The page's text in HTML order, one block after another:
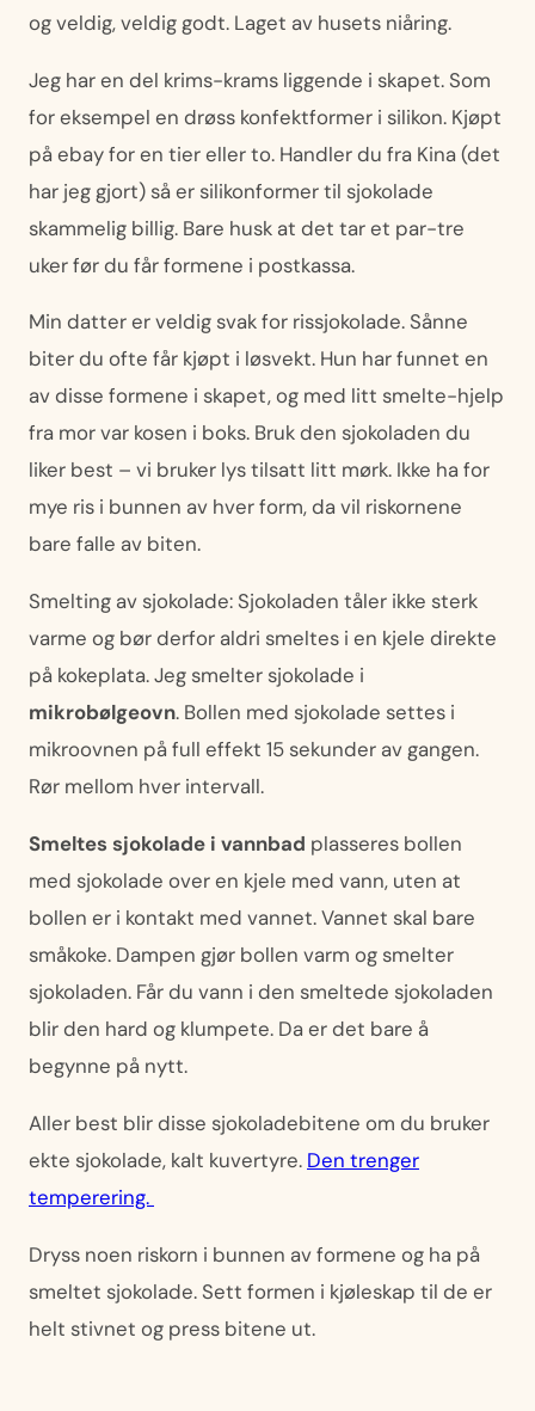
og veldig, veldig godt. Laget av husets niåring.
Jeg har en del krims-krams liggende i skapet. Som
for eksempel en drøss konfektformer i silikon. Kjøpt
på ebay for en tier eller to. Handler du fra Kina (det
har jeg gjort) så er silikonformer til sjokolade
skammelig billig. Bare husk at det tar et par-tre
uker før du får formene i postkassa.
Min datter er veldig svak for rissjokolade. Sånne
biter du ofte får kjøpt i løsvekt. Hun har funnet en
av disse formene i skapet, og med litt smelte-hjelp
fra mor var kosen i boks. Bruk den sjokoladen du
liker best – vi bruker lys tilsatt litt mørk. Ikke ha for
mye ris i bunnen av hver form, da vil riskornene
bare falle av biten.
Smelting av sjokolade: Sjokoladen tåler ikke sterk
varme og bør derfor aldri smeltes i en kjele direkte
på kokeplata. Jeg smelter sjokolade i
mikrobølgeovn. Bollen med sjokolade settes i
mikroovnen på full effekt 15 sekunder av gangen.
Rør mellom hver intervall.
Smeltes sjokolade i vannbad plasseres bollen
med sjokolade over en kjele med vann, uten at
bollen er i kontakt med vannet. Vannet skal bare
småkoke. Dampen gjør bollen varm og smelter
sjokoladen. Får du vann i den smeltede sjokoladen
blir den hard og klumpete. Da er det bare å
begynne på nytt.
Aller best blir disse sjokoladebitene om du bruker
ekte sjokolade, kalt kuvertyre. Den trenger
temperering.
Dryss noen riskorn i bunnen av formene og ha på
smeltet sjokolade. Sett formen i kjøleskap til de er
helt stivnet og press bitene ut.